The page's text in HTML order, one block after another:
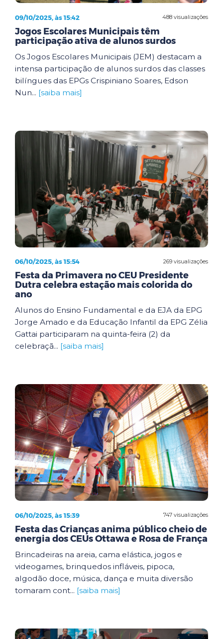
488 visualizações
09/10/2025, às 15:42
Jogos Escolares Municipais têm
participação ativa de alunos surdos
Os Jogos Escolares Municipais (JEM) destacam a
intensa participação de alunos surdos das classes
bilíngues das EPGs Crispiniano Soares, Edson
Nun... [saiba mais]
269 visualizações
06/10/2025, às 15:54
Festa da Primavera no CEU Presidente
Dutra celebra estação mais colorida do
ano
Alunos do Ensino Fundamental e da EJA da EPG
Jorge Amado e da Educação Infantil da EPG Zélia
Gattai participaram na quinta-feira (2) da
celebraçã... [saiba mais]
747 visualizações
06/10/2025, às 15:39
Festa das Crianças anima público cheio de
energia dos CEUs Ottawa e Rosa de França
Brincadeiras na areia, cama elástica, jogos e
videogames, brinquedos infláveis, pipoca,
algodão doce, música, dança e muita diversão
tomaram cont... [saiba mais]